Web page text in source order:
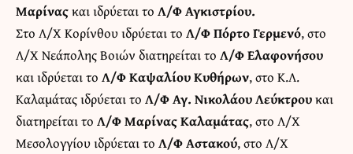
Μαρίναςκαι ιδρύεται το Λ/Φ Αγκιστρίου.
Στο Λ/Χ Κορίνθου ιδρύεται το Λ/Φ Πόρτο Γερμενό, στο
Λ/X Νεάπολης Βοιών διατηρείται το Λ/Φ Ελαφονήσου
και ιδρύεται το Λ/Φ Καψαλίου Κυθήρων, στο Κ.Λ.
Καλαμάτας ιδρύεται το Λ/Φ Αγ. Νικολάου Λεύκτρουκαι
διατηρείται το Λ/Φ Μαρίνας Καλαμάτας, στο Λ/Χ
Μεσολογγίου ιδρύεται το Λ/Φ Αστακού, στο Λ/Χ